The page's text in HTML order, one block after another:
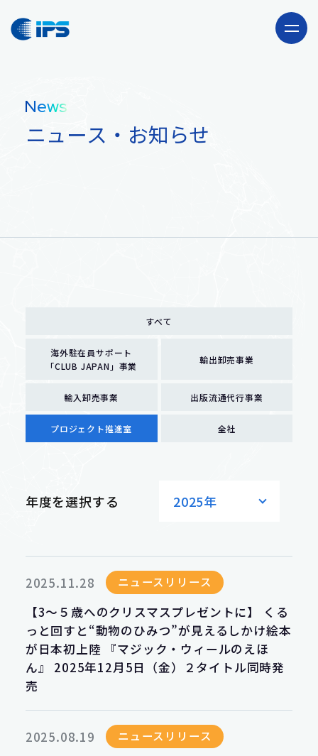
会社情報
Our Business
Contact
News
ニュース・お知らせ
すべて
海外駐在員サポート
「CLUB JAPAN」事業
輸出卸売事業
輸入卸売事業 出版流通代行事業
プロジェクト推進室 全社
年度を選択する 2025年
2025.11.28 ニュースリリース
【3～５歳へのクリスマスプレゼントに】 くる
っと回すと“動物のひみつ”が見えるしかけ絵本
が日本初上陸 『マジック・ウィールのえほ
ん』 2025年12月5日（金）２タイトル同時発
売
2025.08.19 ニュースリリース